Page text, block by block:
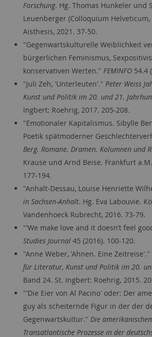
Forschung. Hg. Thomas Hunkeler und
Leuenberger (Colloquium
Aisthesis, 2021. 37-50.
"Gegenwartskulturelle Weiblichkeit
bürgerlichen Feminismus,
konservativen Werten." FEMINFO54.4
"Juli Zeh, 'Unterleuten'." Peter Weiss
Kunst und Politik im 20. und 21.
Ingbert: Roehrig, 2017. 205-208.
"Emotionaler Kapitalismus. Sibylle
Poetik spätmoderner
Berg. Romane. Dramen. Kolumnen und
Krause und Arnd Beise. Frankfurt
177-194.
"Anhalt-Dessau, Louise Henriette
in Sachsen-Anhalt. Hg. Eva Labouvie.
Vandenhoeck Rubrecht, 2016. 73-79.
"'We make love and it doesn’t feel
Studies Journal45 (2016). 100-120.
"Anne Weber, 'Ahnen. Eine Zeitreise'."
für Literatur, Kunst und Politik im 20.
Band 24. St. Ingbert: Roehrig, 2015.
"'Die Eier von Al Pacino' oder: Der
guy als scheiternde Figur in der der
Gegenwartskultur." Die
Transatlantische Prozesse in der